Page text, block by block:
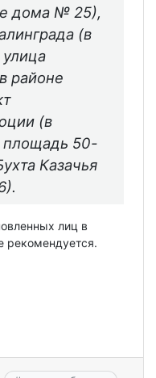
дома № 25),
(в
районе
(в
50-
Казачья
лиц в
рекомендуется.